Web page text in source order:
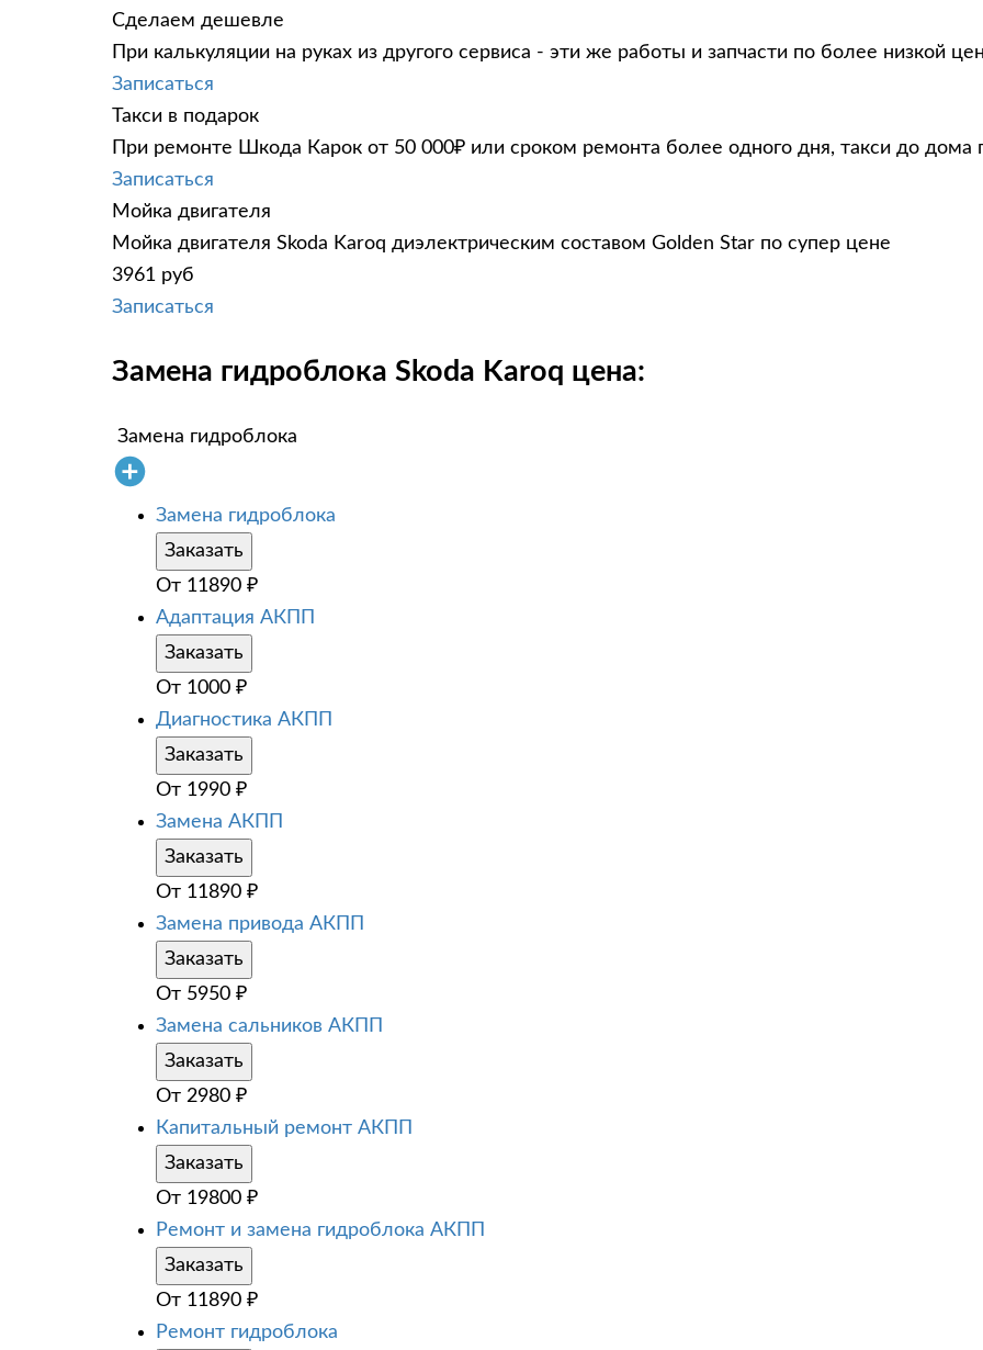
Сделаем дешевле
При калькуляции на руках из другого сервиса - эти же работы и запчасти по более низкой
Записаться
Такси в подарок
При ремонте Шкода Карок от 50 000₽ или сроком ремонта более одного дня, такси до дома
Записаться
Мойка двигателя
Мойка двигателя Skoda Karoq диэлектрическим составом Golden Star по супер цене
3961 руб
Записаться
Замена гидроблока Skoda Karoq цена:
Замена гидроблока
Замена гидроблока
Заказать
От 11890 ₽
Адаптация АКПП
Заказать
От 1000 ₽
Диагностика АКПП
Заказать
От 1990 ₽
Замена АКПП
Заказать
От 11890 ₽
Замена привода АКПП
Заказать
От 5950 ₽
Замена сальников АКПП
Заказать
От 2980 ₽
Капитальный ремонт АКПП
Заказать
От 19800 ₽
Ремонт и замена гидроблока АКПП
Заказать
От 11890 ₽
Ремонт гидроблока